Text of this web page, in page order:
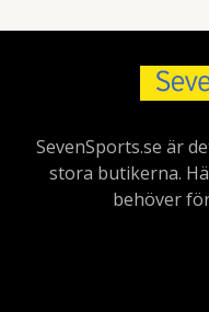
SevenSports.se är
stora butikerna.
behöver